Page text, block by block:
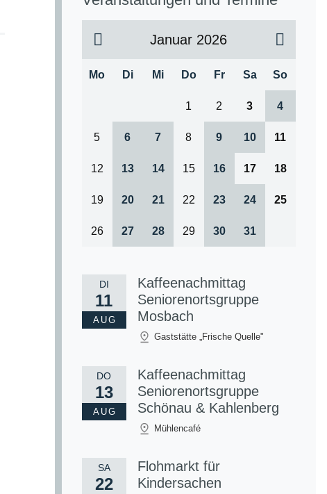
Januar 2026
Mo Di Mi Do Fr Sa So
1 2 3 4
5 6 7 8 9 10 11
12 13 14 15 16 17 18
19 20 21 22 23 24 25
26 27 28 29 30 31
DI
11
AUG
Kaffeenachmittag
Seniorenortsgruppe
Mosbach
Gaststätte „Frische Quelle"
DO
13
AUG
Kaffeenachmittag
Seniorenortsgruppe
Schönau & Kahlenberg
Mühlencafé
SA
22
Flohmarkt für
Kindersachen